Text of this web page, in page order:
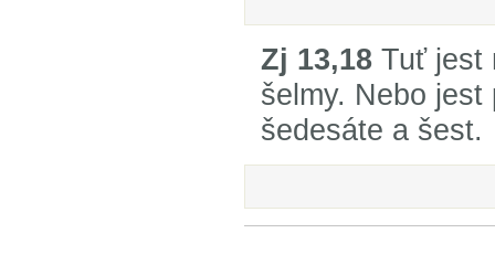
Zj 13,18 Tuť jest
šelmy. Nebo jest
šedesáte a šest.